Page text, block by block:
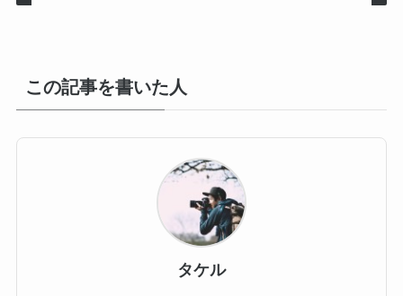
この記事を書いた人
タケル